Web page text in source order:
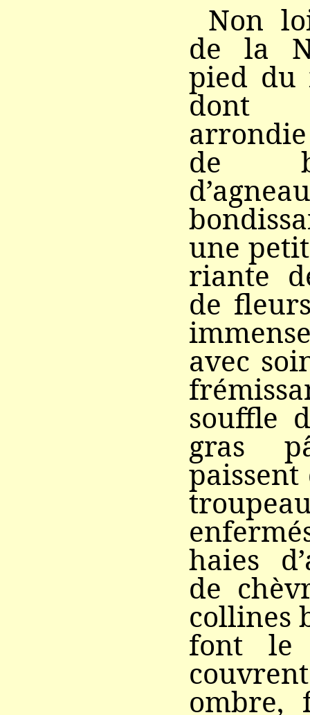
Non
de la
pied du
dont
de
une
riante
de
avec
souffle
gras
haies
de
collines
font le
ombre,